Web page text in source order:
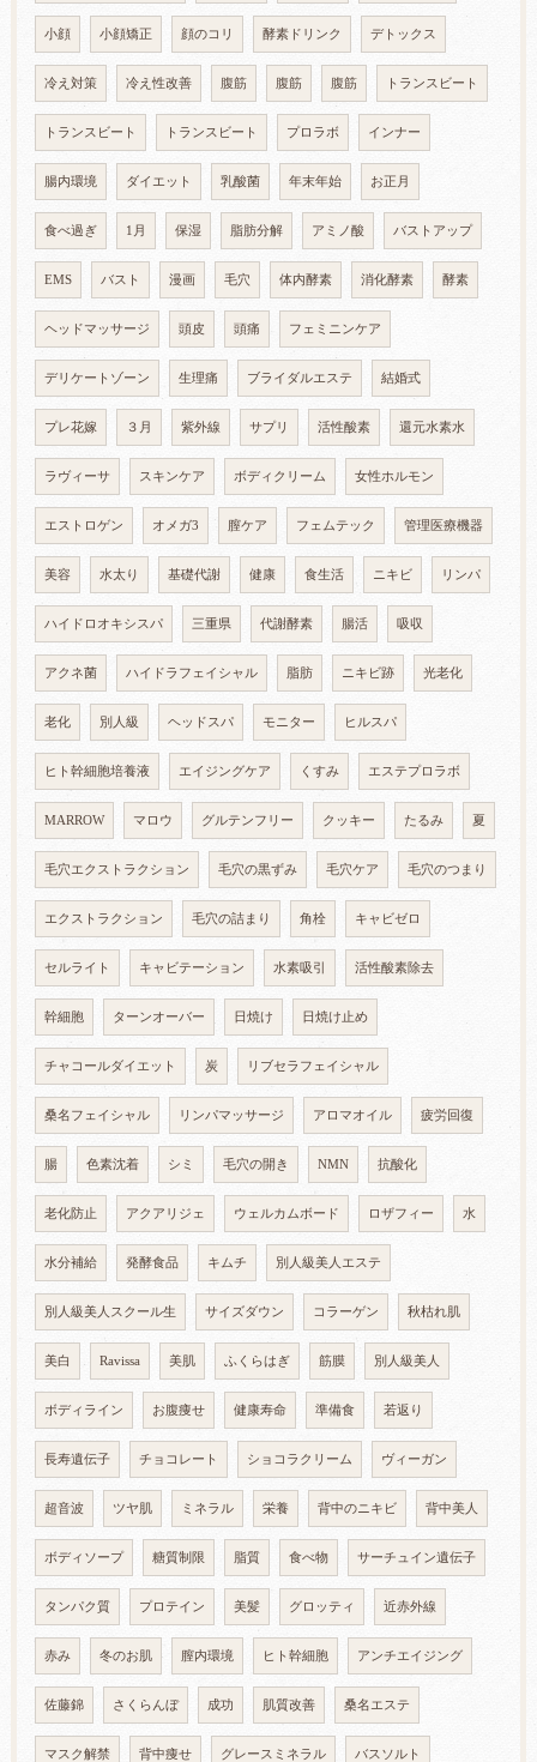
小顔 小顔矯正 顔のコリ 酵素ドリンク デトックス
冷え対策 冷え性改善 腹筋 腹筋 腹筋 トランスビート
トランスビート トランスビート プロラボ インナー
腸内環境 ダイエット 乳酸菌 年末年始 お正月
食べ過ぎ 1月 保湿 脂肪分解 アミノ酸 バストアップ
EMS バスト 漫画 毛穴 体内酵素 消化酵素 酵素
ヘッドマッサージ 頭皮 頭痛 フェミニンケア
デリケートゾーン 生理痛 ブライダルエステ 結婚式
プレ花嫁 ３月 紫外線 サプリ 活性酸素 還元水素水
ラヴィーサ スキンケア ボディクリーム 女性ホルモン
エストロゲン オメガ3 膣ケア フェムテック 管理医療機器
美容 水太り 基礎代謝 健康 食生活 ニキビ リンパ
ハイドロオキシスパ 三重県 代謝酵素 腸活 吸収
アクネ菌 ハイドラフェイシャル 脂肪 ニキビ跡 光老化
老化 別人級 ヘッドスパ モニター ヒルスパ
ヒト幹細胞培養液 エイジングケア くすみ エステプロラボ
MARROW マロウ グルテンフリー クッキー たるみ 夏
毛穴エクストラクション 毛穴の黒ずみ 毛穴ケア 毛穴のつまり
エクストラクション 毛穴の詰まり 角栓 キャビゼロ
セルライト キャビテーション 水素吸引 活性酸素除去
幹細胞 ターンオーバー 日焼け 日焼け止め
チャコールダイエット 炭 リブセラフェイシャル
桑名フェイシャル リンパマッサージ アロマオイル 疲労回復
腸 色素沈着 シミ 毛穴の開き NMN 抗酸化
老化防止 アクアリジェ ウェルカムボード ロザフィー 水
水分補給 発酵食品 キムチ 別人級美人エステ
別人級美人スクール生 サイズダウン コラーゲン 秋枯れ肌
美白 Ravissa 美肌 ふくらはぎ 筋膜 別人級美人
ボディライン お腹痩せ 健康寿命 準備食 若返り
長寿遺伝子 チョコレート ショコラクリーム ヴィーガン
超音波 ツヤ肌 ミネラル 栄養 背中のニキビ 背中美人
ボディソープ 糖質制限 脂質 食べ物 サーチュイン遺伝子
タンパク質 プロテイン 美髪 グロッティ 近赤外線
赤み 冬のお肌 膣内環境 ヒト幹細胞 アンチエイジング
佐藤錦 さくらんぼ 成功 肌質改善 桑名エステ
マスク解禁 背中痩せ グレースミネラル バスソルト